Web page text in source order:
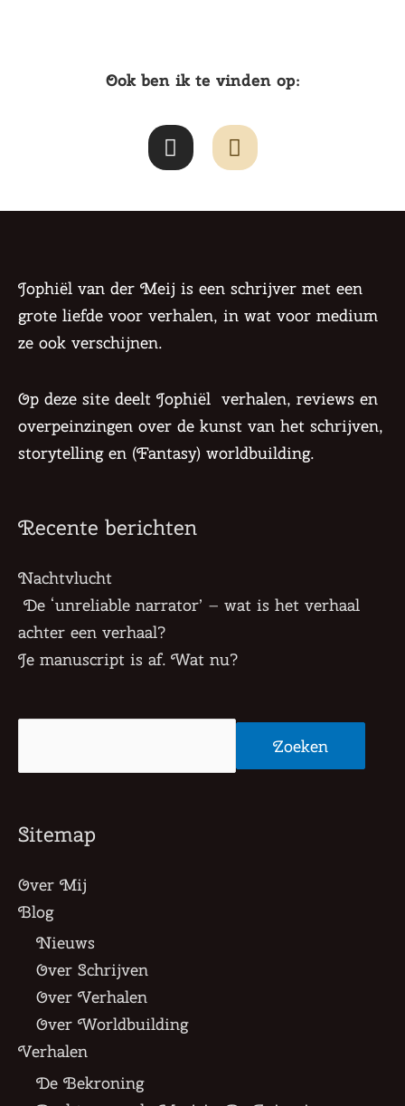
Ook ben ik te vinden op:
I
n
s
a
a
m
G
o
o
r
d
s
-
Jophiël van der Meij is een schrijver met een
grote liefde voor verhalen, in wat voor medium
ze ook verschijnen.
Op deze site deelt Jophiël verhalen, reviews en
overpeinzingen over de kunst van het schrijven,
storytelling en (Fantasy) worldbuilding.
Recente berichten
Nachtvlucht
De ‘unreliable narrator’ – wat is het verhaal
achter een verhaal?
Je manuscript is af. Wat nu?
Zoeken
Sitemap
Over Mij
Blog
Nieuws
Over Schrijven
Over Verhalen
Over Worldbuilding
Verhalen
De Bekroning